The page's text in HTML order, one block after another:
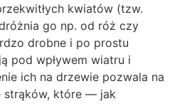
kwiatów (tzw.
go np. od róż czy
drobne i po prostu
pod wpływem wiatru i
ich na drzewie pozwala na
strąków, które — jak